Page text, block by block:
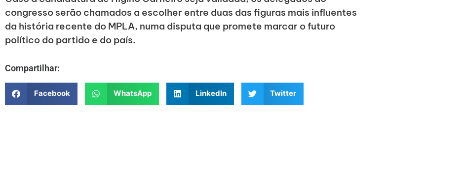
congresso serão chamados a escolher entre duas das figuras mais influentes
da história recente do MPLA, numa disputa que promete marcar o futuro
político do partido e do país.
Compartilhar:
Facebook WhatsApp LinkedIn Twitter